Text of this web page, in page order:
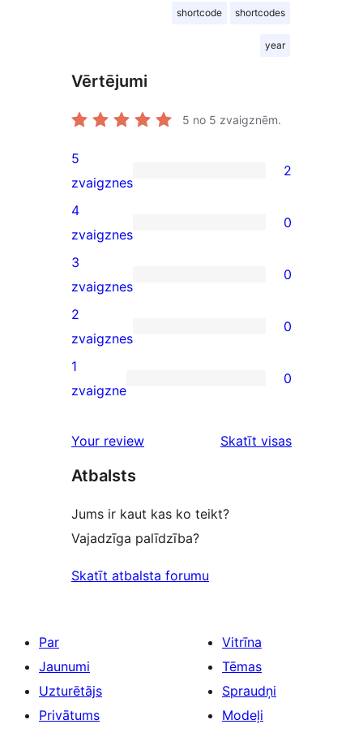
shortcode shortcodes
year
Vērtējumi
5 no 5 zvaigznēm.
2
5-
star
reviews
5
zvaigznes
2
0
4-
star
reviews
4
zvaigznes
0
0
3-
star
reviews
3
zvaigznes
0
0
2-
star
2
zvaigznes
0
0
star
1
zvaigzne
0
Your review Skatīt visasatsauksmes
Atbalsts
Jums ir kaut kas ko teikt?
Vajadzīga palīdzība?
Skatīt atbalsta forumu
Par
Jaunumi
Uzturētājs
Privātums
Vitrīna
Tēmas
Spraudņi
Modeļi